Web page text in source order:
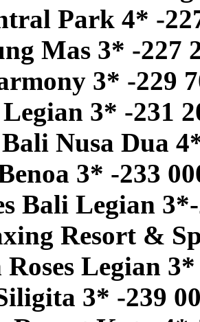
Park 4* -
Mas 3* -227
3* -229
3* -231
Nusa Dua
3* -233
Bali Legian
Resort &
Legian
3* -239